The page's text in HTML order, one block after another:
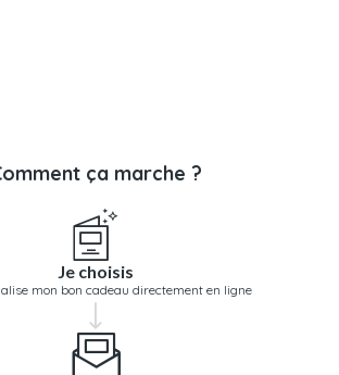
ça marche ?
Je choisis
mon bon cadeau directement en ligne